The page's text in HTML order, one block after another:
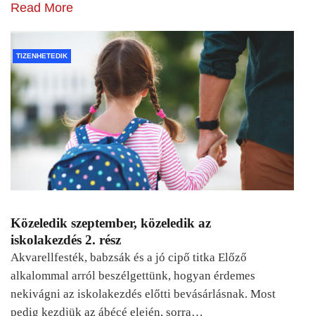
Read More
TIZENHETEDIK
Közeledik szeptember, közeledik az
iskolakezdés 2. rész
Akvarellfesték, babzsák és a jó cipő titka Előző
alkalommal arról beszélgettünk, hogyan érdemes
nekivágni az iskolakezdés előtti bevásárlásnak. Most
pedig kezdjük az ábécé elején, sorra…